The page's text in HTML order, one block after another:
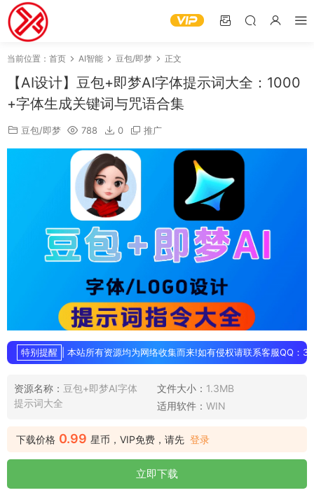
当前位置： 首页 AI智能 豆包/即梦 正文
【AI设计】豆包+即梦AI字体提示词大全：1000
+字体生成关键词与咒语合集
豆包/即梦 788 0 推广
特别提醒 | 本站所有资源均为网络收集而来!如有侵权请联系客服QQ：
资源名称： 豆包+即梦AI字体
提示词大全
文件大小： 1.3MB
适用软件： WIN
下载价格 0.99 星币，VIP免费，请先 登录
立即下载